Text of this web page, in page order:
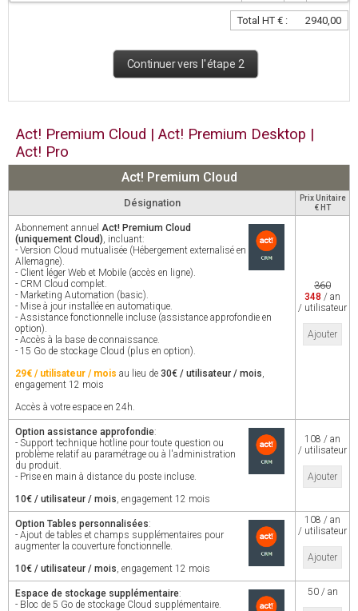
Total HT € : 2940,00
Continuer vers l'étape 2
Act! Premium Cloud | Act! Premium Desktop |
Act! Pro
Act! Premium Cloud
Désignation
Prix Unitaire
€ HT
Abonnement annuel Act! Premium Cloud
(uniquement Cloud), incluant:
- Version Cloud mutualisée (Hébergement externalisé en
Allemagne).
- Client léger Web et Mobile (accès en ligne).
- CRM Cloud complet.
- Marketing Automation (basic).
- Mise à jour installée en automatique.
- Assistance fonctionnelle incluse (assistance approfondie en
option).
- Accès à la base de connaissance.
- 15 Go de stockage Cloud (plus en option).
29€ / utilisateur / mois au lieu de 30€ / utilisateur / mois,
engagement 12 mois
Accès à votre espace en 24h.
360
348 / an
/ utilisateur
Ajouter
Option assistance approfondie:
- Support technique hotline pour toute question ou
problème relatif au paramétrage ou à l'administration
du produit.
- Prise en main à distance du poste incluse.
10€ / utilisateur / mois, engagement 12 mois
108 / an
/ utilisateur
Ajouter
Option Tables personnalisées:
- Ajout de tables et champs supplémentaires pour
augmenter la couverture fonctionnelle.
10€ / utilisateur / mois, engagement 12 mois
108 / an
/ utilisateur
Ajouter
Espace de stockage supplémentaire:
- Bloc de 5 Go de stockage Cloud supplémentaire.
50 / an